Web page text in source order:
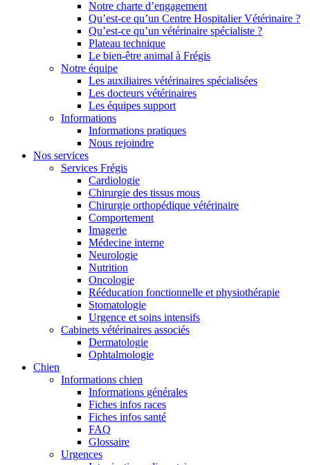
Notre charte d’engagement
Qu’est-ce qu’un Centre Hospitalier Vétérinaire ?
Qu’est-ce qu’un vétérinaire spécialiste ?
Plateau technique
Le bien-être animal à Frégis
Notre équipe
Les auxiliaires vétérinaires spécialisées
Les docteurs vétérinaires
Les équipes support
Informations
Informations pratiques
Nous rejoindre
Nos services
Services Frégis
Cardiologie
Chirurgie des tissus mous
Chirurgie orthopédique vétérinaire
Comportement
Imagerie
Médecine interne
Neurologie
Nutrition
Oncologie
Rééducation fonctionnelle et physiothérapie
Stomatologie
Urgence et soins intensifs
Cabinets vétérinaires associés
Dermatologie
Ophtalmologie
Chien
Informations chien
Informations générales
Fiches infos races
Fiches infos santé
FAQ
Glossaire
Urgences